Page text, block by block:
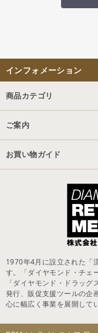
インフォメーション
商品カテゴリ
ご案内
お買い物ガイド
1970年4月に設立された「
す。「ダイヤモンド・チェ
「ダイヤモンド・ドラッ
発行、販促支援ツールの企
心に幅広く事業を展開して